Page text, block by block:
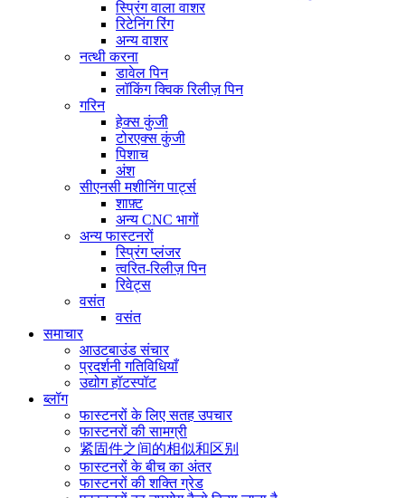
स्प्रिंग वाला वाशर
रिटेनिंग रिंग
अन्य वाशर
नत्थी करना
डावेल पिन
लॉकिंग क्विक रिलीज़ पिन
गरिन
हेक्स कुंजी
टोरएक्स कुंजी
पिशाच
अंश
सीएनसी मशीनिंग पार्ट्स
शाफ़्ट
अन्य CNC भागों
अन्य फास्टनरों
स्प्रिंग प्लंजर
त्वरित-रिलीज़ पिन
रिवेट्स
वसंत
वसंत
समाचार
आउटबाउंड संचार
प्रदर्शनी गतिविधियाँ
उद्योग हॉटस्पॉट
ब्लॉग
फास्टनरों के लिए सतह उपचार
फास्टनरों की सामग्री
紧固件之间的相似和区别
फास्टनरों के बीच का अंतर
फास्टनरों की शक्ति ग्रेड